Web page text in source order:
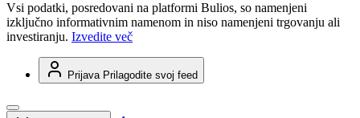
Vsi podatki, posredovani na platformi Bulios, so namenjeni
izključno informativnim namenom in niso namenjeni trgovanju ali
investiranju. Izvedite več
Prijava Prilagodite svoj feed